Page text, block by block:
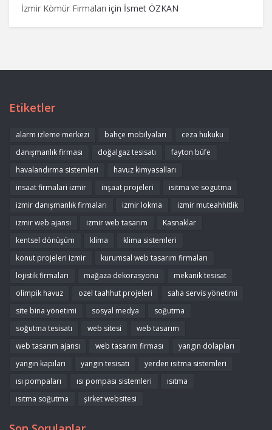
İzmir Kömür Firmaları için İsmet ÖZKAN
Etiketler
alarm izleme merkezi bahçe mobilyaları
ceza hukuku
danışmanlık firması
doğalgaz tesisatı
fayton büfe
havalandırma sistemleri
havuz kimyasalları
insaat firmalari izmir
inşaat projeleri
isitma ve sogutma
izmir danışmanlık firmaları
izmir lokma
izmir muteahhitlik
izmir web ajansı
izmir web tasarım
Kasnaklar
kentsel dönüşüm
klima
klima sistemleri
konut projeleri izmir
kurumsal web tasarım firmaları
lojistik firmaları
mağaza dekorasyonu
mekanik tesisat
olimpik havuz
ozel taahhut projeleri
saha servis yönetimi
site bina yönetimi
sosyal medya
soğutma
soğutma tesisatı
web sitesi
web tasarım
web tasarım ajansı
web tasarım firması
yangın dolapları
yangın kapıları
yangın tesisatı
yerden ısıtma sistemleri
ısı pompaları
ısı pompası sistemleri
ısıtma
ısıtma soğutma
şirket websitesi